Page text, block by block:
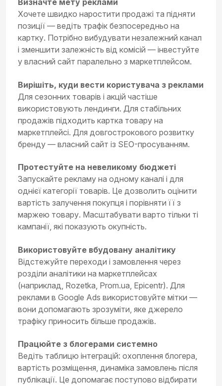
Визначте мету реклами
Хочете швидко наростити продажі та підняти
позиції — ведіть трафік безпосередньо на
картку. Потрібно вибудувати незалежний канал
і зменшити залежність від комісій — інвестуйте
у власний сайт паралельно з маркетплейсом.
Вирішіть, куди вести користувача з реклами
Для сезонних товарів і акцій частіше
використовують лендинги. Для стабільних
продажів підходить картка товару на
маркетплейсі. Для довгострокового розвитку
бренду — власний сайт із SEO-просуванням.
Протестуйте на невеликому бюджеті
Запускайте рекламу на одному каналі і для
однієї категорії товарів. Це дозволить оцінити
вартість залучення покупця і порівняти її з
маржею товару. Масштабувати варто тільки ті
кампанії, які показують окупність.
Використовуйте вбудовану аналітику
Відстежуйте переходи і замовлення через
розділи аналітики на маркетплейсах
(наприклад, Rozetka, Prom.ua, Epicentr). Для
реклами в Google Ads використовуйте мітки —
вони допомагають зрозуміти, яке джерело
трафіку приносить більше продажів.
Працюйте з блогерами системно
Ведіть таблицю інтеграцій: охоплення блогера,
вартість розміщення, динаміка замовлень після
публікації. Це допомагає поступово відбирати